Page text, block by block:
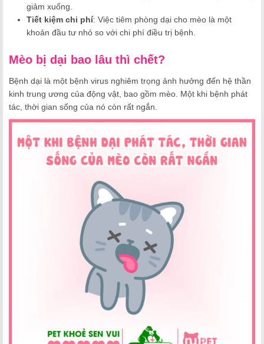
giảm xuống.
Tiết kiệm chi phí: Việc tiêm phòng dại cho mèo là một
khoản đầu tư nhỏ so với chi phí điều trị bệnh.
Mèo bị dại bao lâu thì chết?
Bệnh dại là một bệnh virus nghiêm trọng ảnh hưởng đến hệ thần
kinh trung ương của động vật, bao gồm mèo. Một khi bệnh phát
tác, thời gian sống của nó còn rất ngắn.